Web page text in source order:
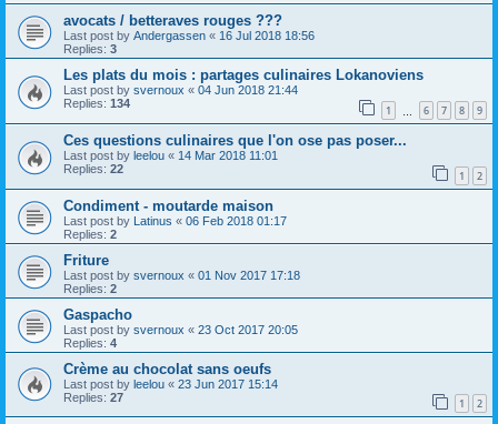
avocats / betteraves rouges ???
Last post by Andergassen « 16 Jul 2018 18:56
Replies: 3
Les plats du mois : partages culinaires Lokanoviens
Last post by svernoux « 04 Jun 2018 21:44
Replies: 134 1 6 7 8 9
Ces questions culinaires que l'on ose pas poser...
Last post by leelou « 14 Mar 2018 11:01
Replies: 22 1 2
Condiment - moutarde maison
Last post by Latinus « 06 Feb 2018 01:17
Replies: 2
Friture
Last post by svernoux « 01 Nov 2017 17:18
Replies: 2
Gaspacho
Last post by svernoux « 23 Oct 2017 20:05
Replies: 4
Crème au chocolat sans oeufs
Last post by leelou « 23 Jun 2017 15:14
Replies: 27 1 2